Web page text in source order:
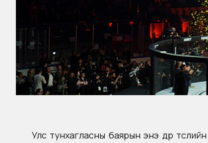
Улс тунхагласны баярын энэ өдөр